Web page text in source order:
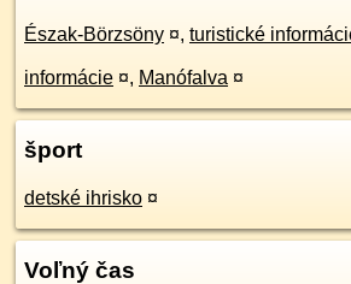
Észak-Börzsöny ¤, turistické
informácie ¤, Manófalva ¤
šport
detské ihrisko ¤
Voľný čas